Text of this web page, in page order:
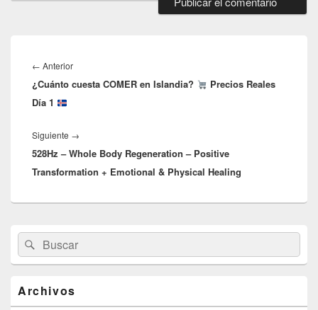
de
entradas
← AnteriorEntrada
anterior:
¿Cuánto cuesta COMER en Islandia?
Precios Reales
Día 1
Siguiente →
siguiente:
528Hz – Whole Body Regeneration – Positive
Transformation + Emotional & Physical Healing
área
de
widget
lateral
primaria
Buscar
por:
Buscar
Archivos